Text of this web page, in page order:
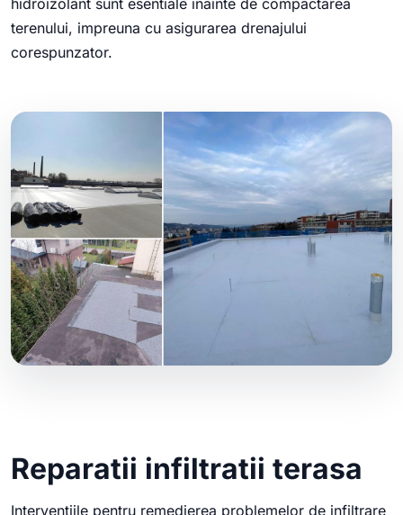
terenului, impreuna cu asigurarea drenajului
corespunzator.
Reparatii infiltratii terasa
Interventiile pentru remedierea problemelor de infiltrare